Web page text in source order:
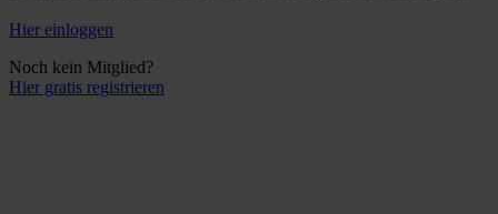
Hier einloggen
Noch kein Mitglied?
Hier gratis registrieren